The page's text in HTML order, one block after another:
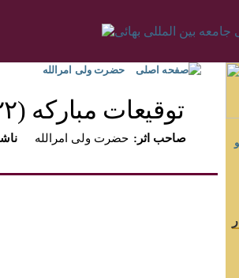
صفحه اصلی حضرت ولی امرالله
توقيعات مباركه (۱۹۲۲-۱۹۲۶)‏
حضرت ولی امرالله
:صاحب اثر